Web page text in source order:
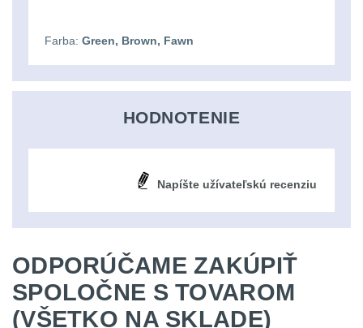
Nabíjacie
baterky
Svietidlá
CRI≥90
Laserové
Hydratační vaky10
Pouzdra a Kapsy614
Organizéry109
136
Na láhev43
Na zasobniky
Odhazováky39
Farba: Green, Brown, Fawn
HODNOTENIE
Napíšte užívateľskú recenziu
ODPORÚČAME ZAKÚPIŤ
SPOLOČNE S TOVAROM
(VŠETKO NA SKLADE)